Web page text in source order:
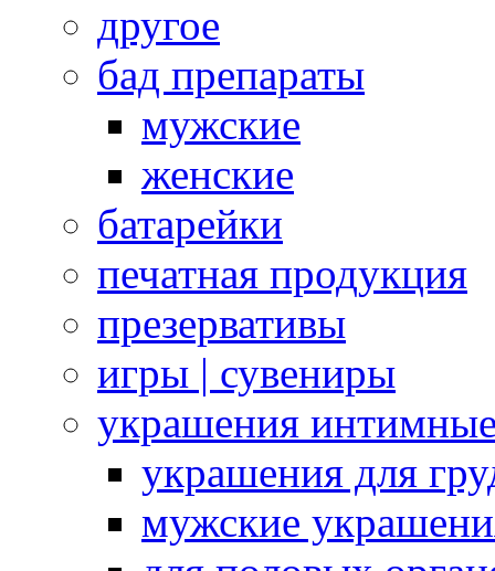
другое
бад препараты
мужские
женские
батарейки
печатная продукция
презервативы
игры | сувениры
украшения
украшения для
мужские